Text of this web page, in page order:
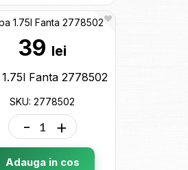
39 lei
Fanta 2778502
SKU: 2778502
- +
Adauga in cos